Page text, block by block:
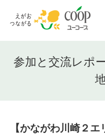
参加と交流レポ
【かながわ川崎２